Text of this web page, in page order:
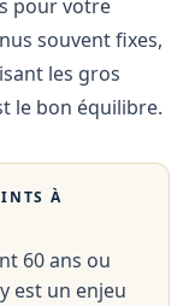
pour votre
souvent fixes,
les gros
le bon équilibre.
À
60 ans ou
est un enjeu